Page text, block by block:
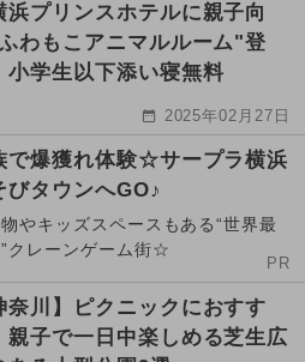
浜プリンスホテルに親子向
わもこアニマルルーム"登
学生以下添い寝無料
2025年02月27日
で爆獲れ体験☆サープラ横浜
びタウンへGO♪
やキッズスペースもある“世界最
クレーンゲーム街☆
PR
奈川】ピクニックにおすす
親子で一日中楽しめる芝生広